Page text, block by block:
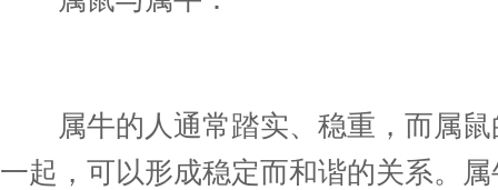
属牛的人通常踏实、稳重，而属鼠
一起，可以形成稳定而和谐的关系。